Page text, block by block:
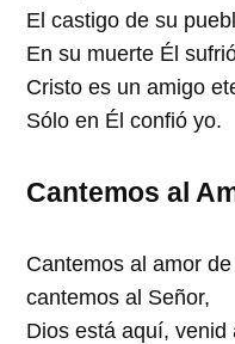
El castigo de su
En su muerte Él
Cristo es un amigo
Sólo en Él confió yo.
Cantemos al
Cantemos al amor
cantemos al Señor,
Dios está aquí,